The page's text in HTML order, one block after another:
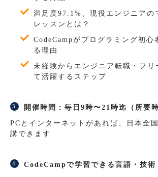
満足度97.1%、現役エンジニアの
レッスンとは？
CodeCampがプログラミング初心
る理由
未経験からエンジニア転職・フリ
て活躍するステップ
開催時間：毎日9時〜21時迄（所要
PCとインターネットがあれば、日本全
講できます
CodeCampで学習できる言語・技術